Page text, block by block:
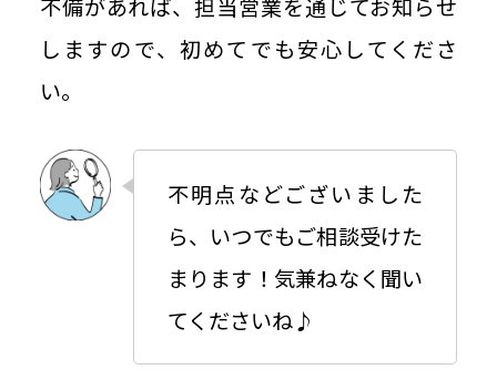
不備があれば、担当営業を通じてお知らせ
しますので、初めてでも安心してくださ
い。
不明点などございました
ら、いつでもご相談受けた
まります！気兼ねなく聞い
てくださいね♪